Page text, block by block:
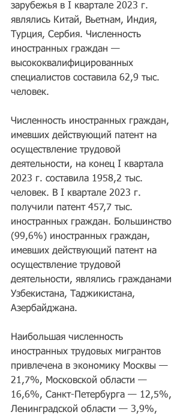
зарубежья в I квартале 2023 г.
являлись Китай, Вьетнам, Индия,
Турция, Сербия. Численность
иностранных граждан —
высококвалифицированных
специалистов составила 62,9 тыс.
человек.
Численность иностранных граждан,
имевших действующий патент на
осуществление трудовой
деятельности, на конец I квартала
2023 г. составила 1958,2 тыс.
человек. В I квартале 2023 г.
получили патент 457,7 тыс.
иностранных граждан. Большинство
(99,6%) иностранных граждан,
имевших действующий патент на
осуществление трудовой
деятельности, являлись гражданами
Узбекистана, Таджикистана,
Азербайджана.
Наибольшая численность
иностранных трудовых мигрантов
привлечена в экономику Москвы —
21,7%, Московской области —
16,6%, Санкт-Петербурга — 12,5%,
Ленинградской области — 3,9%,